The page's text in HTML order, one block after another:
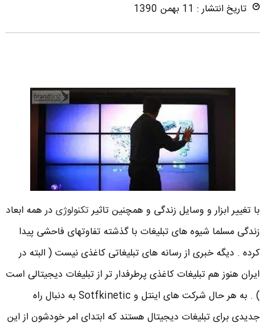
تاریخ انتشار : 11 بهمن 1390
با تغییر ابزار و وسایل زندگی و همچنین تاثیرتکنولوژی در همه ابعاد
زندگی مسلما شیوه های تبلیغات با گذشته تفاوتهای فاحشی پیدا
کرده . دیگه خبری از رسانه های تبلیغاتی کاغذی نیست ( البته در
ایران هنوز هم تبلیغات کاغذی پرطرفدار تر از تبلیغات دیجیتالی است
) . به هر حال شرکت های اینتل و Sotfkinetic به دنبال راه
جدیدی برای تبلیغات دیجیتال هستند که ابتدای امر خودشون از این